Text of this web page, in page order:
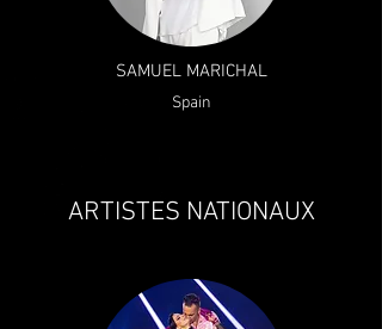
SAMUEL MARICHAL
Spain
ARTISTES NATIONAUX